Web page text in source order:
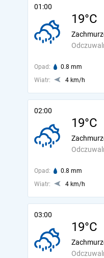
01:00
19°C
Opad: 0.8 mm
Wiatr:
4 km/h
02:00
19°C
Opad: 0.8 mm
Wiatr:
4 km/h
03:00
19°C